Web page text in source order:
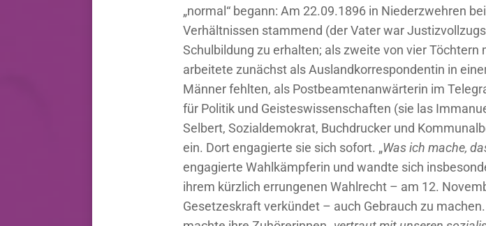
„normal“ begann: Am 22.09.1896 in Niederzwehren
Verhältnissen stammend (der Vater war
Schulbildung zu erhalten; als zweite von vier
arbeitete zunächst als Auslandkorrespondentin in
Männer fehlten, als Postbeamtenanwärterin im
für Politik und Geisteswissenschaften (sie las
Selbert, Sozialdemokrat, Buchdrucker und
ein. Dort engagierte sie sich sofort. „Was ich mache,
engagierte Wahlkämpferin und wandte sich
ihrem kürzlich errungenen Wahlrecht – am 12.
Gesetzeskraft verkündet – auch Gebrauch zu